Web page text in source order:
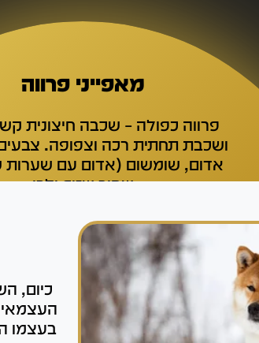
מאפייני פרווה
פרווה כפולה – שכבה חיצונית
ושכבת תחתית רכה וצפופה. צבעים
אדום, שומשום (אדום עם שערות
שחור-שזוף ולבן
כיום,
העצמאי
בעצמו